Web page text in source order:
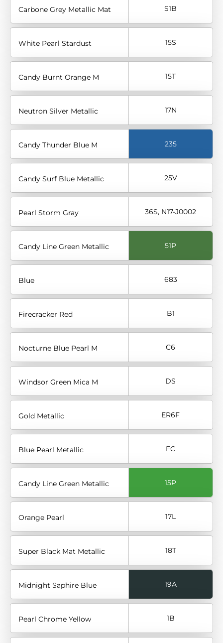
Carbone Grey Metallic Mat S1B
White Pearl Stardust 15S
Candy Burnt Orange M 15T
Neutron Silver Metallic 17N
Candy Thunder Blue M 235
Candy Surf Blue Metallic 25V
Pearl Storm Gray 36S, N17-J0002
Candy Line Green Metallic 51P
Blue 683
Firecracker Red B1
Nocturne Blue Pearl M C6
Windsor Green Mica M DS
Gold Metallic ER6F
Blue Pearl Metallic FC
Candy Line Green Metallic 15P
Orange Pearl 17L
Super Black Mat Metallic 18T
Midnight Saphire Blue 19A
Pearl Chrome Yellow 1B